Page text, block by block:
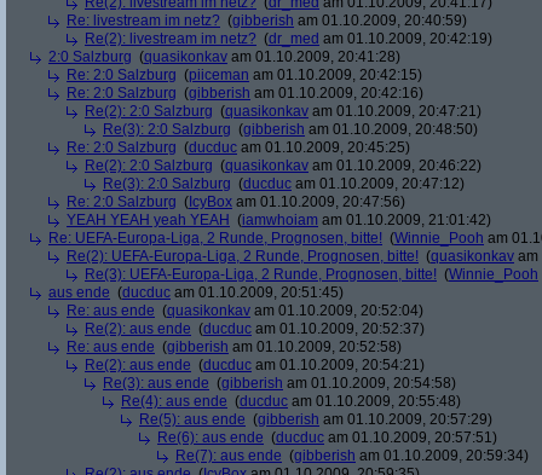
Re: livestream im netz? (gibberish am 01.10.2009, 20:40:59)
Re(2): livestream im netz? (dr_med am 01.10.2009, 20:42:19)
2:0 Salzburg (quasikonkav am 01.10.2009, 20:41:28)
Re: 2:0 Salzburg (piiceman am 01.10.2009, 20:42:15)
Re: 2:0 Salzburg (gibberish am 01.10.2009, 20:42:16)
Re(2): 2:0 Salzburg (quasikonkav am 01.10.2009, 20:47:21)
Re(3): 2:0 Salzburg (gibberish am 01.10.2009, 20:48:50)
Re: 2:0 Salzburg (ducduc am 01.10.2009, 20:45:25)
Re(2): 2:0 Salzburg (quasikonkav am 01.10.2009, 20:46:22)
Re(3): 2:0 Salzburg (ducduc am 01.10.2009, 20:47:12)
Re: 2:0 Salzburg ( IcyBox am 01.10.2009, 20:47:56)
YEAH YEAH yeah YEAH (iamwhoiam am 01.10.2009, 21:01:42)
Re: UEFA-Europa-Liga, 2 Runde, Prognosen, bitte! (Winnie_Pooh am
Re(2): UEFA-Europa-Liga, 2 Runde, Prognosen, bitte! (quasikonkav am
Re(3): UEFA-Europa-Liga, 2 Runde, Prognosen, bitte! (Winnie_Pooh
aus ende (ducduc am 01.10.2009, 20:51:45)
Re: aus ende (quasikonkav am 01.10.2009, 20:52:04)
Re(2): aus ende (ducduc am 01.10.2009, 20:52:37)
Re: aus ende (gibberish am 01.10.2009, 20:52:58)
Re(2): aus ende (ducduc am 01.10.2009, 20:54:21)
Re(3): aus ende (gibberish am 01.10.2009, 20:54:58)
Re(4): aus ende (ducduc am 01.10.2009, 20:55:48)
Re(5): aus ende (gibberish am 01.10.2009, 20:57:29)
Re(6): aus ende (ducduc am 01.10.2009, 20:57:51)
Re(7): aus ende (gibberish am 01.10.2009, 20:59:34)